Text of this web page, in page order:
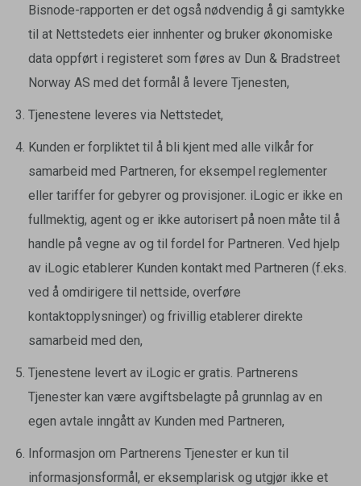
Bisnode-rapporten er det også nødvendig å gi samtykke
til at Nettstedets eier innhenter og bruker økonomiske
data oppført i registeret som føres av Dun & Bradstreet
Norway AS med det formål å levere Tjenesten,
Tjenestene leveres via Nettstedet,
Kunden er forpliktet til å bli kjent med alle vilkår for
samarbeid med Partneren, for eksempel reglementer
eller tariffer for gebyrer og provisjoner. iLogic er ikke en
fullmektig, agent og er ikke autorisert på noen måte til å
handle på vegne av og til fordel for Partneren. Ved hjelp
av iLogic etablerer Kunden kontakt med Partneren (f.eks.
ved å omdirigere til nettside, overføre
kontaktopplysninger) og frivillig etablerer direkte
samarbeid med den,
Tjenestene levert av iLogic er gratis. Partnerens
Tjenester kan være avgiftsbelagte på grunnlag av en
egen avtale inngått av Kunden med Partneren,
Informasjon om Partnerens Tjenester er kun til
informasjonsformål, er eksemplarisk og utgjør ikke et